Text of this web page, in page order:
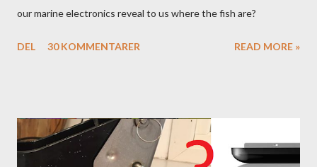
our marine electronics reveal to us where the fish are?
DEL 30 KOMMENTARER READ MORE »